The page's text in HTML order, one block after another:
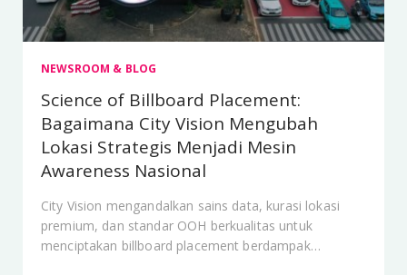
NEWSROOM & BLOG
Science of Billboard Placement:
Bagaimana City Vision Mengubah
Lokasi Strategis Menjadi Mesin
Awareness Nasional
City Vision mengandalkan sains data, kurasi lokasi
premium, dan standar OOH berkualitas untuk
menciptakan billboard placement berdampak